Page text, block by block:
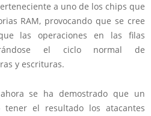
a uno de los chips que
RAM, provocando que se cree
las operaciones en las filas
el ciclo normal de
y escrituras.
se ha demostrado que un
tener el resultado los atacantes